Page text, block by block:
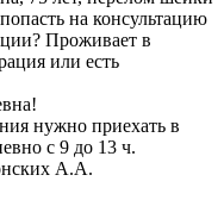
на консультацию
Проживает в
или есть
нужно приехать в
с 9 до 13 ч.
А.А.